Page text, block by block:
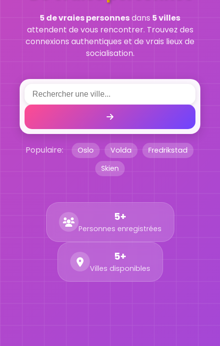
5 de vraies personnesdans 5 villes
attendent de vous rencontrer. Trouvez des
connexions authentiques et de vrais lieux de
socialisation.
Populaire: Oslo Volda
Fredrikstad
Skien
5+
Personnes enregistrées
5+
Villes disponibles